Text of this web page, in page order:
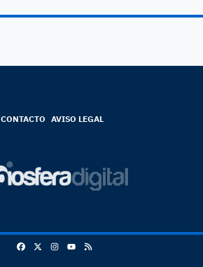
CONTACTO AVISO LEGAL
FacebookInstagram